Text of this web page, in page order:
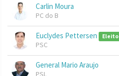
Carlin Moura
PC do B
Euclydes Pettersen Eleito
PSC
General Mario Araujo
PSL